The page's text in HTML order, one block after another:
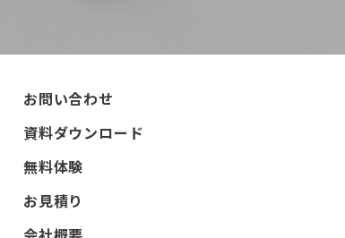
お問い合わせ
資料ダウンロード
無料体験
お見積り